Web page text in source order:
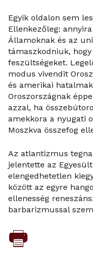
Egyik oldalon sem
Ellenkezőleg:
Államoknak és az
támaszkodniuk,
feszültségeket.
modus vivendit
és amerikai
Oroszországnak
azzal, ha
amekkora a nyugati
Moszkva összefog
Az atlantizmus
jelentette az
elengedhetetlen
között az egyre
ellenesség
barbarizmussal